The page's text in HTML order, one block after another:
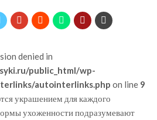
denied in
public_html/wp-
autointerlinks.php on line 9
украшением для каждого
ухоженности подразумевают